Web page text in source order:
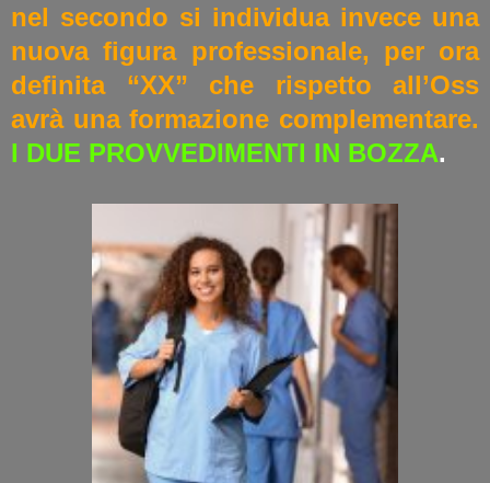
nel secondo si individua invece una
nuova figura professionale, per ora
definita “XX” che rispetto all’Oss
avrà una formazione complementare.
I DUE PROVVEDIMENTI IN BOZZA.